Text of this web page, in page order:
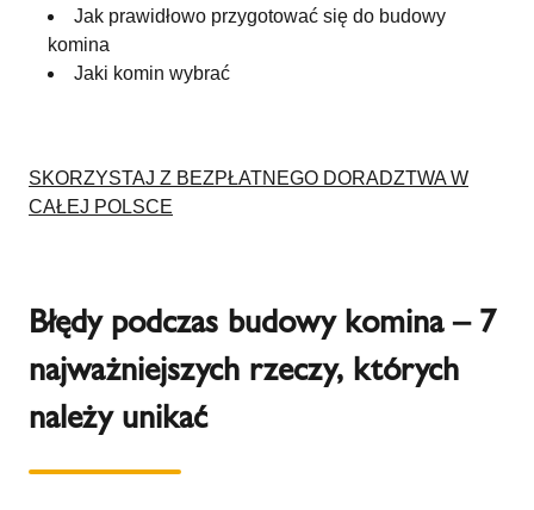
Jak prawidłowo przygotować się do budowy
komina
Jaki komin wybrać
SKORZYSTAJ Z BEZPŁATNEGO DORADZTWA W
CAŁEJ POLSCE
Błędy podczas budowy komina – 7
najważniejszych rzeczy, których
należy unikać